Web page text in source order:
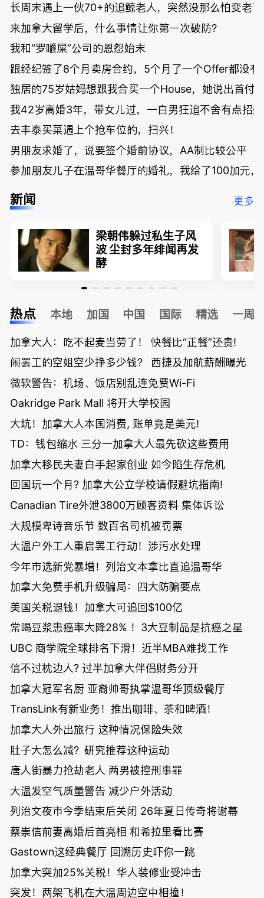
长周末遇上一伙70+的追鲸老人，突然没那么怕变老了
来加拿大留学后，什么事情让你第一次破防？
我和“罗嚼屎”公司的恩怨始末
跟经纪签了8个月卖房合约，5个月了一个Offer都没有
独居的75岁姑妈想跟我合买一个House，她说出首付
我42岁离婚3年，带女儿过，一白男狂追不舍有点招
去丰泰买菜遇上个抢车位的，扫兴！
男朋友求婚了，说要签个婚前协议，AA制比较公平
参加朋友儿子在温哥华餐厅的婚礼，我给了100加元，
新闻 更多
梁朝伟躲过私生子风
波 尘封多年绯闻再发
酵
热点 本地 加国 中国 国际 精选 一周
加拿大人：吃不起麦当劳了！ 快餐比“正餐”还贵!
闹罢工的空姐空少挣多少钱？ 西捷及加航薪酬曝光
微软警告：机场、饭店别乱连免费Wi-Fi
Oakridge Park Mall 将开大学校园
大坑！加拿大人本国消费, 账单竟是美元!
TD：钱包缩水 三分一加拿大人最先砍这些费用
加拿大移民夫妻白手起家创业 如今陷生存危机
回国玩一个月? 加拿大公立学校请假避坑指南!
Canadian Tire外泄3800万顾客资料 集体诉讼
大规模卑诗音乐节 数百名司机被罚票
大温户外工人重启罢工行动！涉污水处理
今年市选新党暴增！列治文本拿比直追温哥华
加拿大免费手机升级骗局：四大防骗要点
美国关税退钱！加拿大可追回$100亿
常喝豆浆患癌率大降28% ！3大豆制品是抗癌之星
UBC 商学院全球排名下滑！近半MBA难找工作
信不过枕边人? 过半加拿大伴侣财务分开
加拿大冠军名厨 亚裔帅哥执掌温哥华顶级餐厅
TransLink有新业务！推出咖啡、茶和啤酒！
加拿大人外出旅行 这种情况保险失效
肚子大怎么减？研究推荐这种运动
唐人街暴力抢劫老人 两男被控刑事罪
大温发空气质量警告 减少户外活动
列治文夜市今季结束后关闭 26年夏日传奇将谢幕
蔡崇信前妻离婚后首亮相 和希拉里看比赛
Gastown这经典餐厅 回溯历史吓你一跳
加拿大突加25%关税！华人装修业受冲击
突发！两架飞机在大温周边空中相撞！